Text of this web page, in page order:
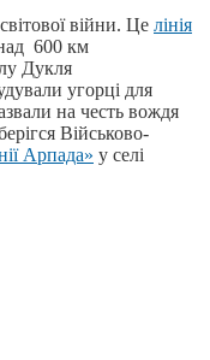
війни. Це лінія
600 км
Дукля
угорці для
на честь вождя
Військово-
Арпада» у селі